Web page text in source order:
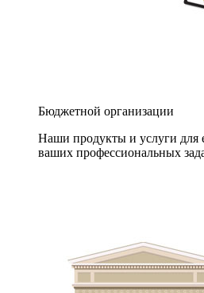
Бюджетной организации
Наши продукты и услуги для
ваших профессиональных